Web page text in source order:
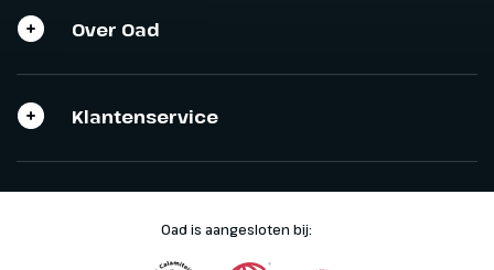
Over Oad
Klantenservice
Oad is aangesloten bij: